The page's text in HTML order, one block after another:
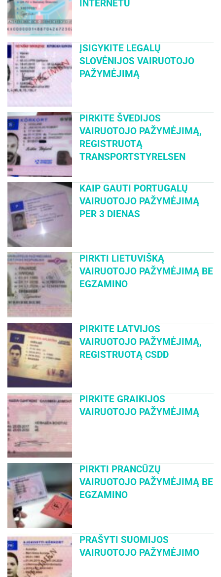
INTERNETU
ĮSIGYKITE LEGALŲ
SLOVĖNIJOS VAIRUOTOJO
PAŽYMĖJIMĄ
PIRKITE ŠVEDIJOS
VAIRUOTOJO PAŽYMĖJIMĄ,
REGISTRUOTĄ
TRANSPORTSTYRELSEN
KAIP GAUTI PORTUGALŲ
VAIRUOTOJO PAŽYMĖJIMĄ
PER 3 DIENAS
PIRKTI LIETUVIŠKĄ
VAIRUOTOJO PAŽYMĖJIMĄ BE
EGZAMINO
PIRKITE LATVIJOS
VAIRUOTOJO PAŽYMĖJIMĄ,
REGISTRUOTĄ CSDD
PIRKITE GRAIKIJOS
VAIRUOTOJO PAŽYMĖJIMĄ
PIRKTI PRANCŪZŲ
VAIRUOTOJO PAŽYMĖJIMĄ BE
EGZAMINO
PRAŠYTI SUOMIJOS
VAIRUOTOJO PAŽYMĖJIMO